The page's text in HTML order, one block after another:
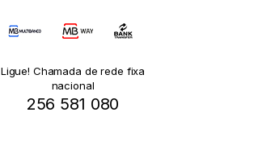
Ligue! Chamada de rede fixa
nacional
256 581 080